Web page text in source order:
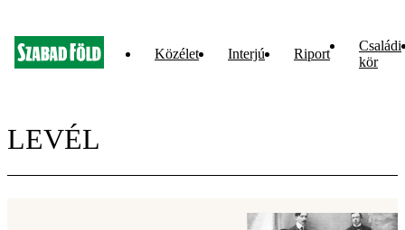
Közélet Interjú Riport
Családi
kör
LEVÉL